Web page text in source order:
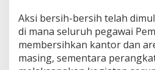
Aksi bersih-bersih telah
di mana seluruh pegawai
membersihkan kantor dan
masing, sementara